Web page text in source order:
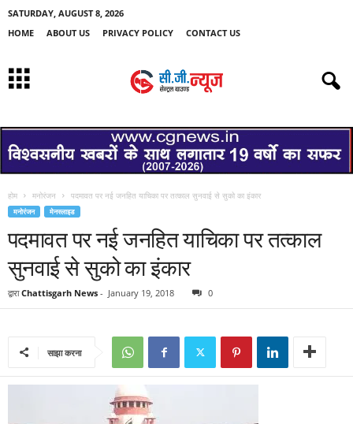
SATURDAY, AUGUST 8, 2026
HOME
ABOUT US PRIVACY POLICY CONTACT US
होम मनोरंजन पदमावत पर नई जनहित याचिका पर तत्काल सुनवाई से सुको का इंकार
मनोरंजन मेनस्लाइड
पदमावत पर नई जनहित याचिका पर तत्काल
सुनवाई से सुको का इंकार
द्वारा Chattisgarh News - January 19, 2018 0
साझा करना